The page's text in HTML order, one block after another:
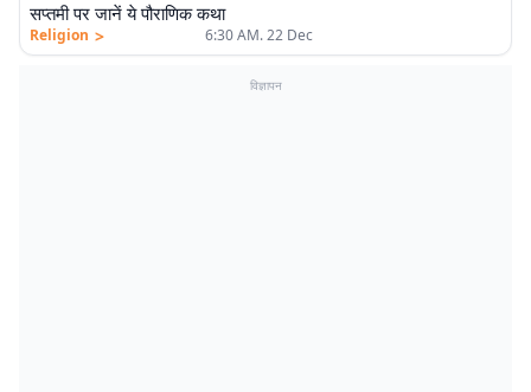
सप्तमी पर जानें ये पौराणिक कथा
Religion > 6:30 AM. 22 Dec
विज्ञापन